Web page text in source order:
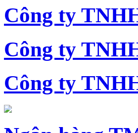
Công ty
Công ty
Công ty